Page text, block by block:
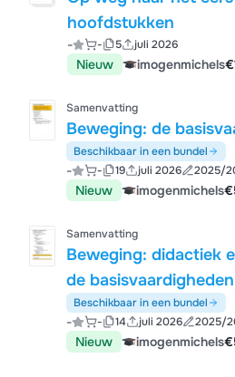
hoofdstukken
- - 5 juli 2026
Nieuw imogenmichels
Samenvatting
Beweging: de
Beschikbaar in een bundel
- - 19 juli 2026 2025/
Nieuw imogenmichels
Samenvatting
Beweging: didactiek
de basisvaardigheden
Beschikbaar in een bundel
- - 14 juli 2026 2025/
Nieuw imogenmichels